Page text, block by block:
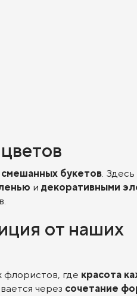
смешанных букетов . Здесь
и декоративными
от наших
флористов, где красота
через сочетание